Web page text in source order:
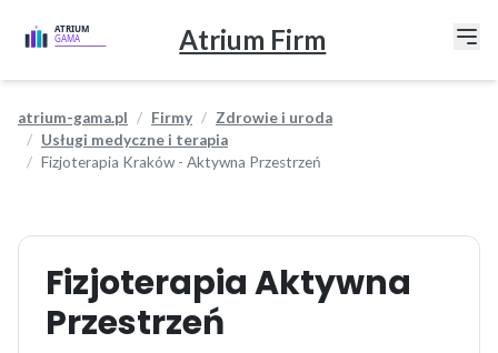
Atrium Firm
atrium-gama.pl Firmy
Zdrowie i uroda
Usługi medyczne i terapia
Fizjoterapia Kraków - Aktywna Przestrzeń
Fizjoterapia Aktywna
Przestrzeń